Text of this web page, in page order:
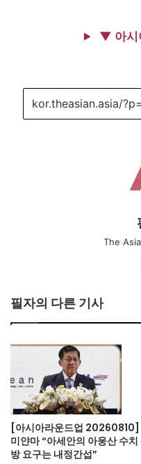
▼ 아시
The
필자의 다른 기사
[아시아라운드업 20260810]
미얀마 “아세안의 아웅산 수치
방 요구는 내정간섭”